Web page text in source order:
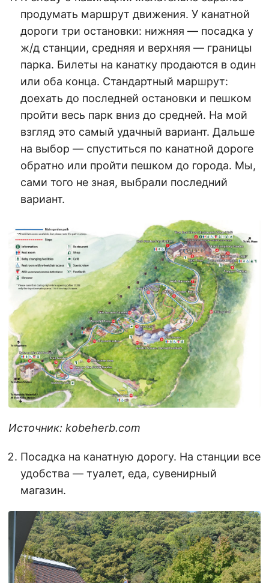
продумать маршрут движения. У канатной
дороги три остановки: нижняя — посадка у
ж/д станции, средняя и верхняя — границы
парка. Билеты на канатку продаются в один
или оба конца. Стандартный маршрут:
доехать до последней остановки и пешком
пройти весь парк вниз до средней. На мой
взгляд это самый удачный вариант. Дальше
на выбор — спуститься по канатной дороге
обратно или пройти пешком до города. Мы,
сами того не зная, выбрали последний
вариант.
Источник: kobeherb.com
Посадка на канатную дорогу. На станции все
удобства — туалет, еда, сувенирный
магазин.